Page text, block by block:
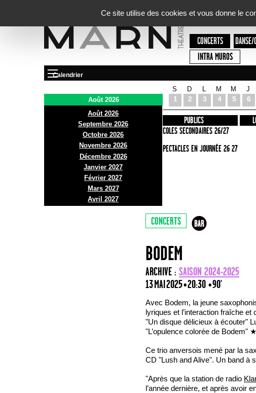
Ce site utilise des cookies et vous donne le
CONCERTS DANSE/
INTRA MUROS
Calendrier
Août 2026
Août 2026
Septembre 2026
Octobre 2026
Novembre 2026
Décembre 2026
Janvier 2027
Février 2027
Mars 2027
Avril 2027
S
1
D
2 3
M
4
M
5
J
6
PRÉSENTATION
INFOS PRATIQUES
ACCES
BAR ET BISTRO
BILLETTERIE
PUBLICS
ECOLES SECONDAIRES 26/27
SPECTACLES EN JOURNÉE 26 27
CONCERTS
BODEM
ARCHIVE : SAISON 2024-2025
13 MAI 2025 • 20:30 • 90'
Avec Bodem, la jeune
lyriques et l’interaction fraîche et
"Un disque délicieux à écouter"
"L’opulence colorée de Bodem"
Ce trio anversois mené par la
CD "Lush and Alive". Un band à
"Après que la station de radio
l’année dernière, et après avoir